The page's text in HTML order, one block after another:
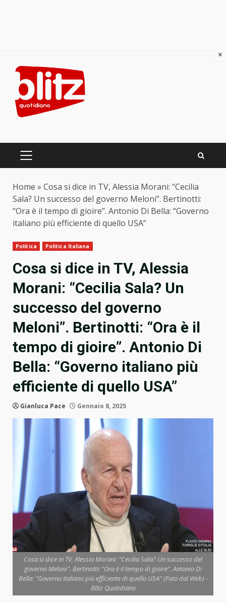
content
PRIMARY
Home » Cosa si dice in TV, Alessia Morani: “Cecilia
Sala? Un successo del governo Meloni”. Bertinotti:
“Ora è il tempo di gioire”. Antonio Di Bella: “Governo
italiano più efficiente di quello USA”
Politica Politica Italiana
Cosa si dice in TV, Alessia
Morani: “Cecilia Sala? Un
successo del governo
Meloni”. Bertinotti: “Ora è il
tempo di gioire”. Antonio Di
Bella: “Governo italiano più
efficiente di quello USA”
Gianluca Pace Gennaio 8, 2025
Cosa si dice in TV, Alessia Morani: "Cecilia Sala? Un successo del
governo Meloni". Bertinotti: "Ora è il tempo di gioire". Antonio Di
Bella: "Governo italiano più efficiente di quello USA" (Foto dal Web) -
Blitz Quotidiano
×